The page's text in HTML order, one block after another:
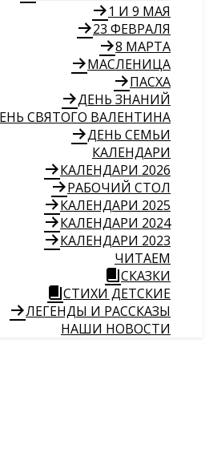
1 И 9 МАЯ
23 ФЕВРАЛЯ
8 МАРТА
МАСЛЕНИЦА
ПАСХА
ДЕНЬ ЗНАНИЙ
СВЯТОГО ВАЛЕНТИНА
ДЕНЬ СЕМЬИ
КАЛЕНДАРИ
КАЛЕНДАРИ 2026
РАБОЧИЙ СТОЛ
КАЛЕНДАРИ 2025
КАЛЕНДАРИ 2024
КАЛЕНДАРИ 2023
ЧИТАЕМ
СКАЗКИ
СТИХИ ДЕТСКИЕ
ЛЕГЕНДЫ И РАССКАЗЫ
НАШИ НОВОСТИ